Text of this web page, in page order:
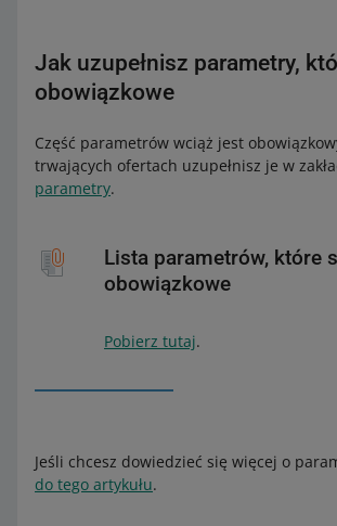
Jak uzupełnisz parametry,
obowiązkowe
Część parametrów wciąż jest
trwających ofertach uzupełnisz je w
parametry.
Lista parametrów, które
obowiązkowe
Pobierz tutaj.
Jeśli chcesz dowiedzieć się więcej o
do tego artykułu.